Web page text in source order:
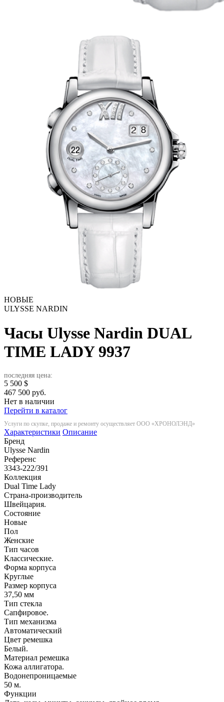
НОВЫЕ
ULYSSE NARDIN
Часы Ulysse Nardin DUAL
TIME LADY 9937
последняя цена:
5 500 $
467 500 руб.
Нет в наличии
Перейти в каталог
Услуги по скупке, продаже и ремонту осуществляет ООО «ХРОНОЛЭНД»
Характеристики Описание
Бренд
Ulysse Nardin
Референс
3343-222/391
Коллекция
Dual Time Lady
Страна-производитель
Швейцария.
Состояние
Новые
Пол
Женские
Тип часов
Классические.
Форма корпуса
Круглые
Размер корпуса
37,50 мм
Тип стекла
Сапфировое.
Тип механизма
Автоматический
Цвет ремешка
Белый.
Материал ремешка
Кожа аллигатора.
Водонепроницаемые
50 м.
Функции